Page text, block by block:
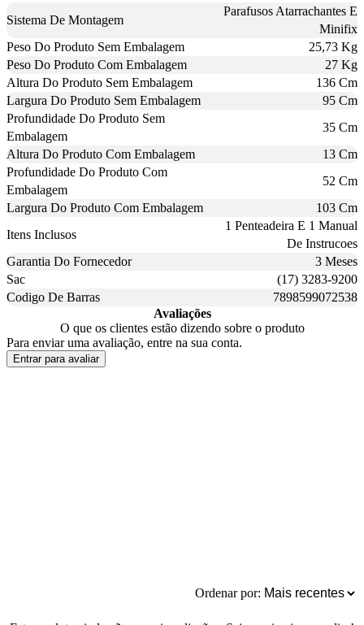
Sistema De Montagem
Parafusos Atarrachantes E
Minifix
Peso Do Produto Sem Embalagem
25,73 Kg
Peso Do Produto Com Embalagem
27 Kg
Altura Do Produto Sem Embalagem
136 Cm
Largura Do Produto Sem Embalagem
95 Cm
Profundidade Do Produto Sem
Embalagem
35 Cm
Altura Do Produto Com Embalagem
13 Cm
Profundidade Do Produto Com
Embalagem
52 Cm
Largura Do Produto Com Embalagem
103 Cm
Itens Inclusos
1 Penteadeira E 1 Manual
De Instrucoes
Garantia Do Fornecedor
3 Meses
Sac
(17) 3283-9200
Codigo De Barras
7898599072538
Avaliações
O que os clientes estão dizendo sobre o produto
Para enviar uma avaliação, entre na sua conta.
Entrar para avaliar
Ordenar por: